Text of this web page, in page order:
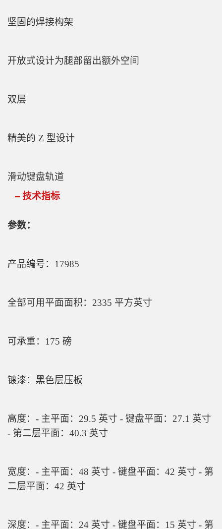
坚固的焊接构架
开放式设计为腿部留出额外空间
双层
精美的 Z 型设计
滑动键盘轨道
技术指标
参数：
产品编号：17985
全部可用平面面积：2335 平方英寸
可承重：175 磅
镀漆：黑色层压板
高度：- 主平面：29.5 英寸 - 键盘平面：27.1 英寸
- 第二层平面：40.3 英寸
宽度：- 主平面：48 英寸 - 键盘平面：42 英寸 - 第
二层平面：42 英寸
深度：- 主平面：24 英寸 - 键盘平面：15 英寸 - 第